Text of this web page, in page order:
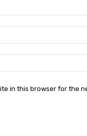
in this browser for the